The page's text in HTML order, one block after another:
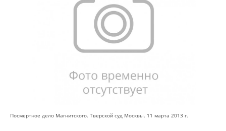
Посмертное дело Магнитского. Тверской суд Москвы. 11 марта 2013 г.